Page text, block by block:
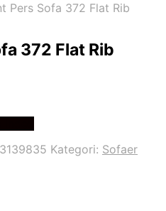
Pers Sofa 372 Flat Rib
372 Flat Rib
Kategori: Sofaer